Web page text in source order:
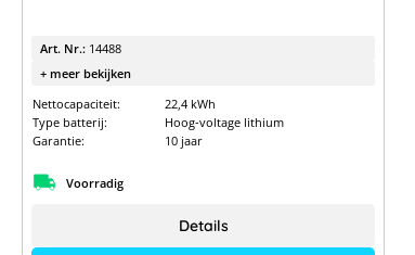
Art. Nr.: 14488
+ meer bekijken
Nettocapaciteit:
22,4 kWh
Type batterij:
Hoog-voltage lithium
Garantie:
10 jaar
Voorradig
Details